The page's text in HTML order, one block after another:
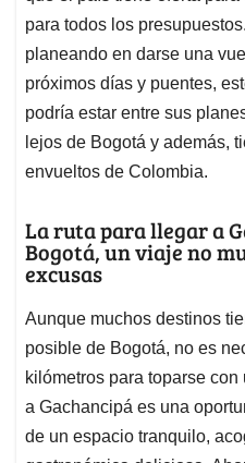
para todos los
planeando en darse una
próximos días y puentes,
podría estar entre sus
lejos de Bogotá y además,
envueltos de Colombia.
La ruta para llegar a
Bogotá, un viaje no
excusas
Aunque muchos destinos
posible de Bogotá, no es
kilómetros para toparse
a Gachancipá es una
de un espacio tranquilo,